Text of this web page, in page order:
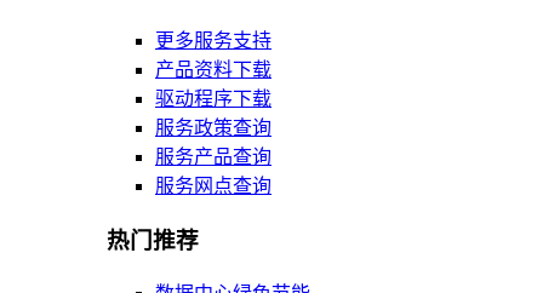
更多服务支持
产品资料下载
驱动程序下载
服务政策查询
服务产品查询
服务网点查询
热门推荐